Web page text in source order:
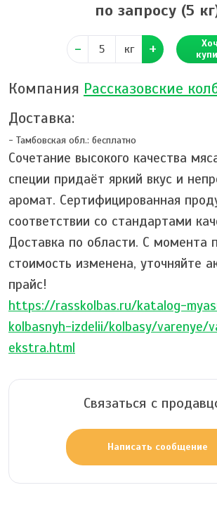
по запросу (5
кг
Компания Рассказовские
Доставка:
- Тамбовская обл.: бесплатно
Сочетание высокого качества
специи придаёт яркий вкус и
аромат. Сертифицированная
соответствии со стандартами
Доставка по области. С момента
стоимость изменена, уточняйте
прайс!
https://rasskolbas.ru/katalog-
kolbasnyh-izdelii/kolbasy/varenye/
ekstra.html
Связаться с
Написать сообщение